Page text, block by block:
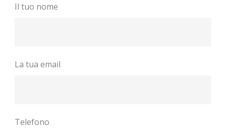
Il tuo nome
La tua email
Telefono